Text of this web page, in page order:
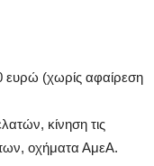
(χωρίς αφαίρεση
κίνηση τις
οχήματα ΑμεΑ.